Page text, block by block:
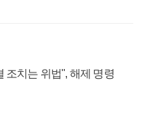
조치는 위법", 해제 명령